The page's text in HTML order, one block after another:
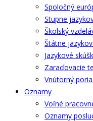
Spoločný
Stupne
Školský
Štátne
Jazykové
Zaraďovacie
Vnútorný
Oznamy
Voľné
Oznamy